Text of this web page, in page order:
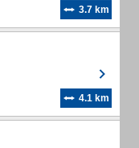
3.7 km
4.1 km